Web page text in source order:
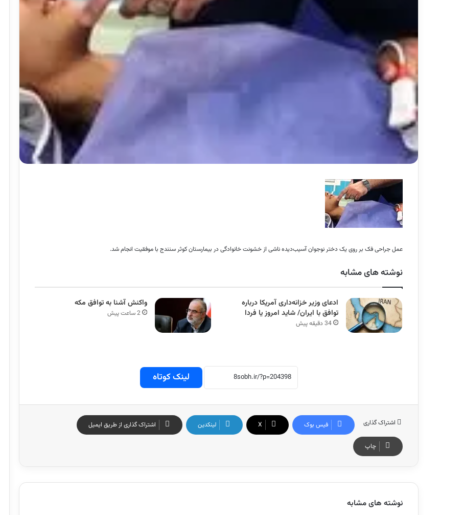
عمل جراحی فک بر روی یک دختر نوجوان آسیب‌دیده ناشی از خشونت خانوادگی در بیمارستان کوثر سنندج با موفقیت انجام شد.
نوشته های مشابه
ادعای وزیر خزانه‌داری آمریکا درباره
توافق با ایران/ شاید امروز یا فردا
34 دقیقه پیش
واکنش آشنا به توافق مکه
2 ساعت پیش
لینک کوتاه
اشتراک گذاری فیس بوک X لینکدین اشتراک گذاری از طریق ایمیل
چاپ
نوشته های مشابه